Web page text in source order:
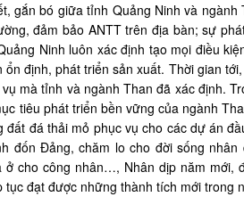
gắn bó giữa tỉnh Quảng Ninh và
đảm bảo ANTT trên địa bàn; sự
Ninh luôn xác định tạo mọi điều
định, phát triển sản xuất. Thời gian
mà tỉnh và ngành Than đã xác định.
tiêu phát triển bền vững của ngành
đất đá thải mỏ phục vụ cho các dự án
đốn Đảng, chăm lo cho đời sống
cho công nhân…, Nhân dịp năm mới,
đạt được những thành tích mới trong